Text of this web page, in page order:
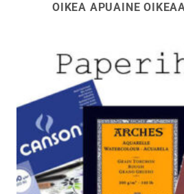
OIKEA APUAINE